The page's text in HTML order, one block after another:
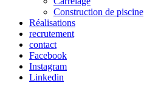
Construction de piscine
Réalisations
recrutement
contact
Facebook
Instagram
Linkedin